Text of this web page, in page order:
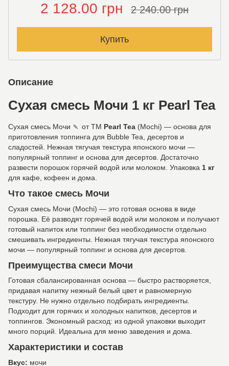
2 128.00 грн 2 240.00 грн
Купить
Описание
Сухая смесь Мочи 1 кг Pearl Tea
Сухая смесь Мочи 🍡 от ТМ Pearl Tea (Mochi) — основа для
приготовления топпинга для Bubble Tea, десертов и
сладостей. Нежная тягучая текстура японского мочи —
популярный топпинг и основа для десертов. Достаточно
развести порошок горячей водой или молоком. Упаковка 1 кг
для кафе, кофеен и дома.
Что такое смесь Мочи
Сухая смесь Мочи (Mochi) — это готовая основа в виде
порошка. Её разводят горячей водой или молоком и получают
готовый напиток или топпинг без необходимости отдельно
смешивать ингредиенты. Нежная тягучая текстура японского
мочи — популярный топпинг и основа для десертов.
Преимущества смеси Мочи
Готовая сбалансированная основа — быстро растворяется,
придавая напитку нежный белый цвет и равномерную
текстуру. Не нужно отдельно подбирать ингредиенты.
Подходит для горячих и холодных напитков, десертов и
топпингов. Экономный расход: из одной упаковки выходит
много порций. Идеальна для меню заведения и дома.
Характеристики и состав
Вкус: мочи